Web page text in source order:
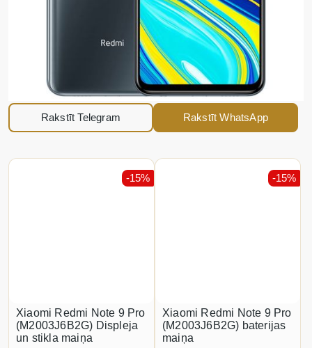
Rakstīt Telegram Rakstīt WhatsApp
Xiaomi Redmi Note 9 Pro
(M2003J6B2G) Displeja
un stikla maiņa
-15%
Xiaomi Redmi Note 9 Pro
(M2003J6B2G) baterijas
maiņa
-15%